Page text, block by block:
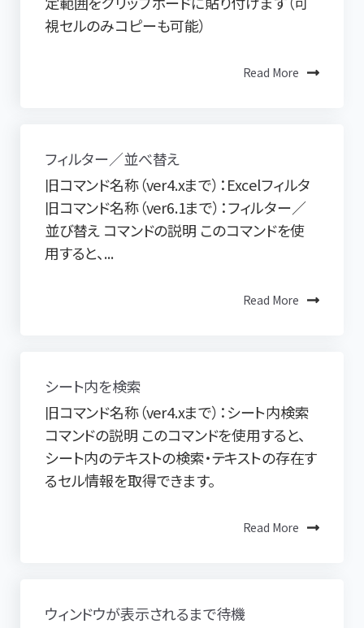
視セルのみコピーも可能）
Read More
フィルター／並べ替え
旧コマンド名称（ver4.xまで）：Excelフィルタ
旧コマンド名称（ver6.1まで）：フィルター／
並び替え コマンドの説明 このコマンドを使
用すると、...
Read More
シート内を検索
旧コマンド名称（ver4.xまで）：シート内検索
コマンドの説明 このコマンドを使用すると、
シート内のテキストの検索・テキストの存在す
るセル情報を取得できます。
Read More
ウィンドウが表示されるまで待機